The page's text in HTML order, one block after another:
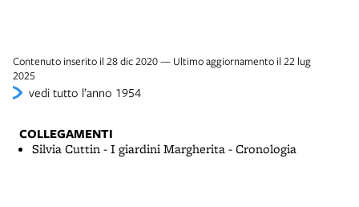
Contenuto inserito il 28 dic 2020 — Ultimo aggiornamento il 22 lug
2025
vedi tutto l’anno 1954
COLLEGAMENTI
Silvia Cuttin - I giardini Margherita - Cronologia